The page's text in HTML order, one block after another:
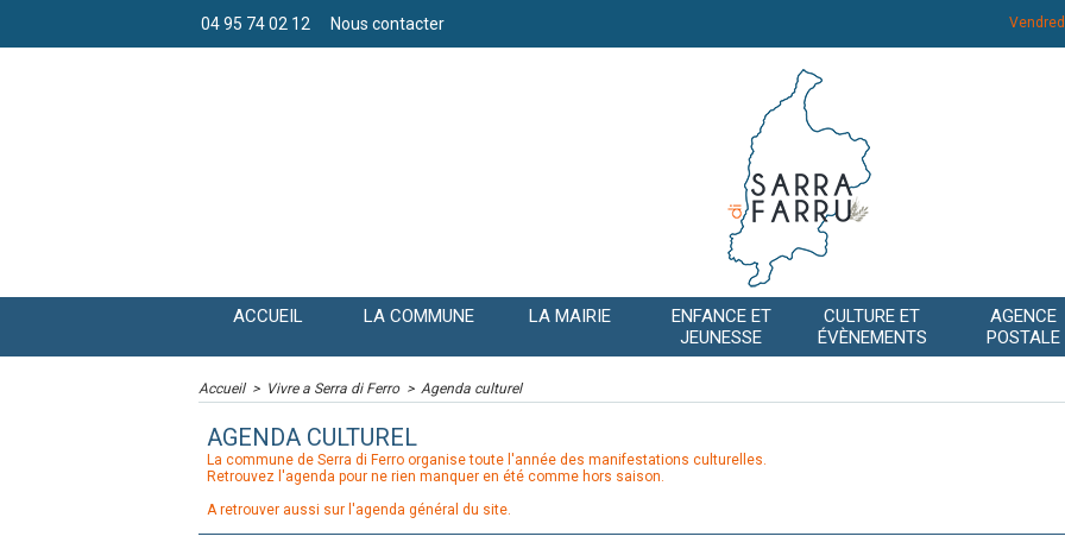
04 95 74 02 12 Nous contacter
ACCUEIL LA COMMUNE LA MAIRIE
ENFANCE ET
JEUNESSE
CULTURE ET
ÉVÈNEMENTS
AGENCE
POSTALE
Accueil > Vivre a Serra di Ferro > Agenda culturel
AGENDA CULTUREL
La commune de Serra di Ferro organise toute l'année des manifestations culturelles.
Retrouvez l'agenda pour ne rien manquer en été comme hors saison.
A retrouver aussi sur l'agenda général du site.